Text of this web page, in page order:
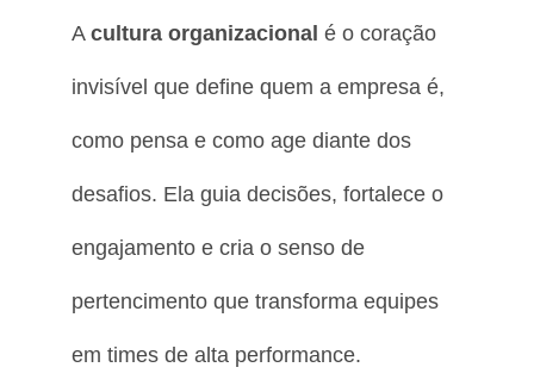
A cultura organizacional é o coração
invisível que define quem a empresa é,
como pensa e como age diante dos
desafios. Ela guia decisões, fortalece o
engajamento e cria o senso de
pertencimento que transforma equipes
em times de alta performance.